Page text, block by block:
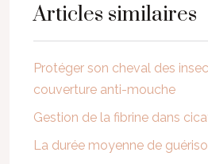
Articles similaires
Protéger son cheval des
couverture anti-mouche
Gestion de la fibrine dans
La durée moyenne de